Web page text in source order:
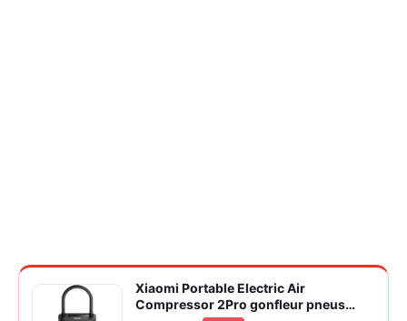
Xiaomi Portable Electric Air
Compressor 2Pro gonfleur pneus